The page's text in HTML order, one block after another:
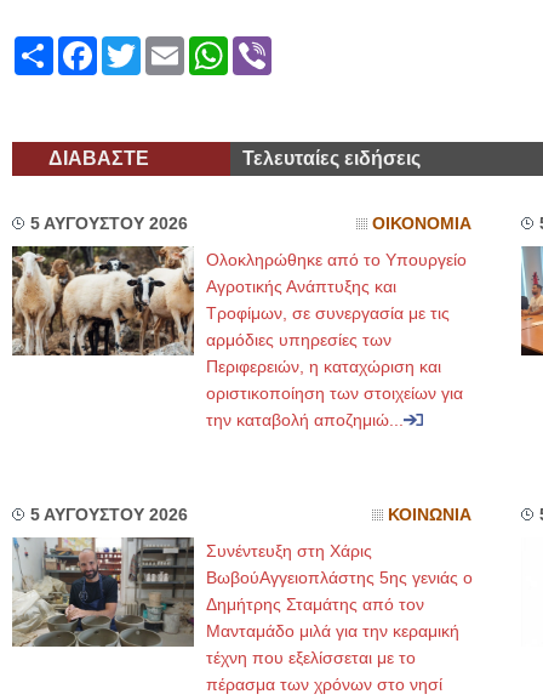
ShareFacebook
TwitterEmailWhatsApp
ΔΙΑΒΑΣΤΕ Τελευταίες ειδήσεις
5 ΑΥΓΟΥΣΤΟΥ 2026 ΟΙΚΟΝΟΜΙΑ
Ολοκληρώθηκε από το Υπουργείο
Αγροτικής Ανάπτυξης και
Τροφίμων, σε συνεργασία με τις
αρμόδιες υπηρεσίες των
Περιφερειών, η καταχώριση και
οριστικοποίηση των στοιχείων για
την καταβολή αποζημιώ...
5 ΑΥΓΟΥΣΤΟΥ 2026 ΚΟΙΝΩΝΙΑ
Συνέντευξη στη Χάρις
ΒωβούΑγγειοπλάστης 5ης γενιάς ο
Δημήτρης Σταμάτης από τον
Μανταμάδο μιλά για την κεραμική
τέχνη που εξελίσσεται με το
πέρασμα των χρόνων στο νησί